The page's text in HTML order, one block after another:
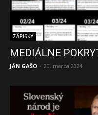
ZÁPISKY
MEDIÁLNE
JÁN GAŠO - 20. marca 2024